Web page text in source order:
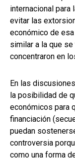
internacional para
evitar las
económico de
similar a la que
concentraron en
En las
la posibilidad de
económicos para
financiación
puedan
controversia
como una forma